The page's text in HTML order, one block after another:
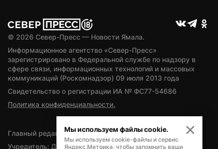
© 2026 Север-Пресс — Новости Ямала.
Информационное агентство «Север-Пресс»
зарегистрировано в Федеральной службе по надзору в
сфере связи, информационных технологий и массовых
коммуникаций (Роскомнадзор) 09 июля 2013 года
Свидетельство о регистрации ИА № ФС77-54686
Политика конфиденциальности.
Главный редактор — А.Л. Поздеев
Учредитель: Департамент внутренней политики Ямало-
Мы используем файлы cookie.
Мы используем cookie-файлы и сервис
Яндекс.Метрика, чтобы запомнить ваши